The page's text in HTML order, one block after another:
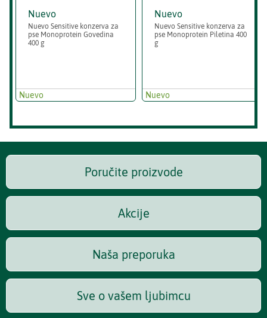
Nuevo
Nuevo Sensitive konzerva za
pse Monoprotein Govedina
400 g
Nuevo
Nuevo
Nuevo Sensitive konzerva za
pse Monoprotein Piletina 400
g
Nuevo
Poručite proizvode
Akcije
Naša preporuka
Sve o vašem ljubimcu